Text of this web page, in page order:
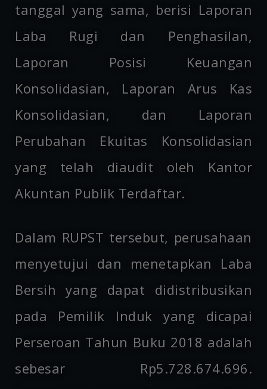
tanggal yang sama, berisi Laporan
Laba Rugi dan Penghasilan,
Laporan Posisi Keuangan
Konsolidasian, Laporan Arus Kas
Konsolidasian, dan Laporan
Perubahan Ekuitas Konsolidasian
yang telah diaudit oleh Kantor
Akuntan Publik Terdaftar.
Dalam RUPST tersebut, perusahaan
menyetujui dan menetapkan Laba
Bersih yang dapat didistribusikan
pada Pemilik Induk yang dicapai
Perseroan Tahun Buku 2018 adalah
sebesar Rp5.728.674.696.